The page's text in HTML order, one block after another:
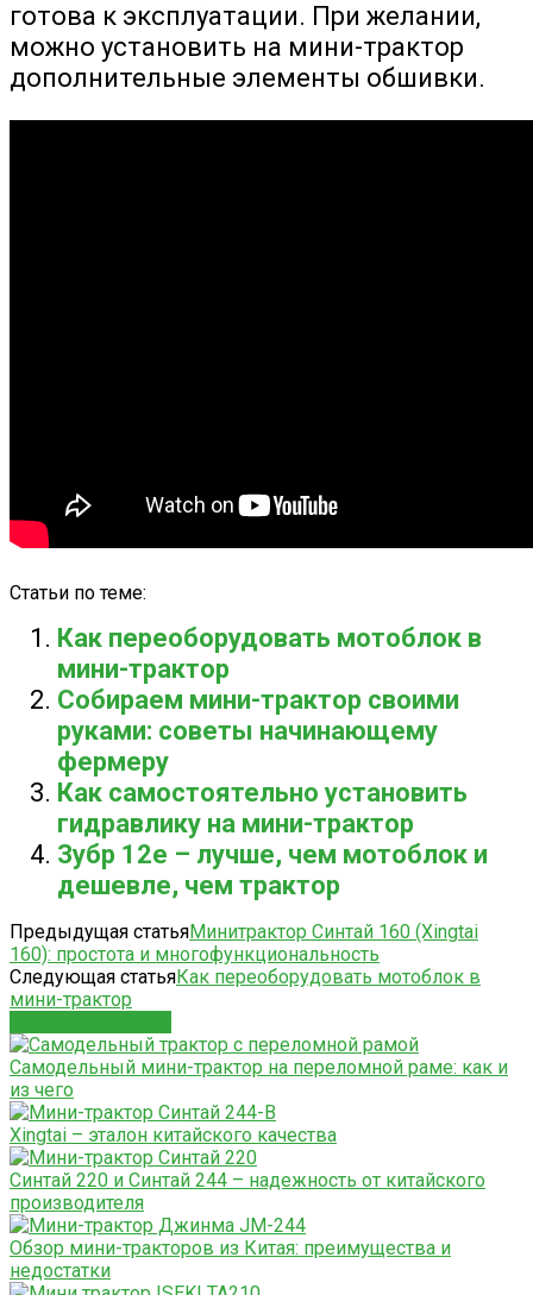
готова к эксплуатации. При желании,
можно установить на мини-трактор
дополнительные элементы обшивки.
Статьи по теме:
Как переоборудовать мотоблок в
мини-трактор
Собираем мини-трактор своими
руками: советы начинающему
фермеру
Как самостоятельно установить
гидравлику на мини-трактор
Зубр 12е – лучше, чем мотоблок и
дешевле, чем трактор
Предыдущая статьяМинитрактор Синтай 160 (Хingtai
160): простота и многофункциональность
Следующая статьяКак переоборудовать мотоблок в
мини-трактор
Самодельный мини-трактор на переломной раме: как и
из чего
Xingtai – эталон китайского качества
Синтай 220 и Синтай 244 – надежность от китайского
производителя
Обзор мини-тракторов из Китая: преимущества и
недостатки